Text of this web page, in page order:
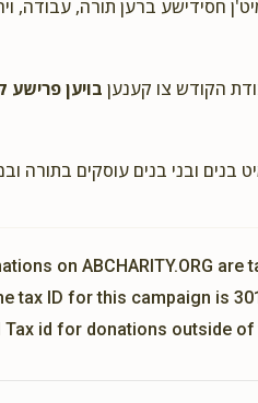
מיט'ן חסידישע ברען תורה, עבודה,
הקודש צו קענען בויען פרישע
בנים ובני בנים עוסקים בתורה
on ABCHARITY.ORG are
tax ID for this campaign is
id for donations outside of